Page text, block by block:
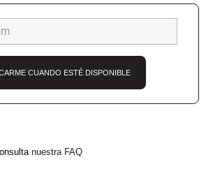
CUANDO ESTÉ DISPONIBLE
nuestra FAQ